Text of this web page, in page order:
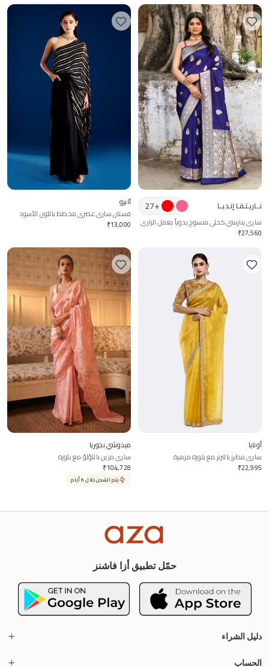
نــاريـتـفـا إنـديــا +
27
ساري بنارسي كحلي منسوج يدوياً بعمل الزاري
مع بلوزة جاهزة
₹27,560
آابرو
فستان ساري عصري مخطط باللون الأسود
₹13,000
أونايا
ساري مطرز بالترتر مع بلوزة مزهرة
₹22,995
ميدوشي بجوريا
ساري مزين باللؤلؤ مع بلوزة
₹104,728
يتم الشحن خلال 6 أيام
حمّل تطبيق أزا فاشنز
دليل الشراء
الحساب